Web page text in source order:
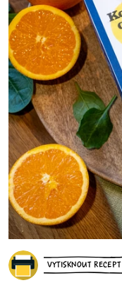
VYTISKNOUT RECEPT